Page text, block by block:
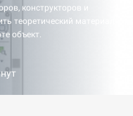
конструкторов и
теоретический материал
объект.